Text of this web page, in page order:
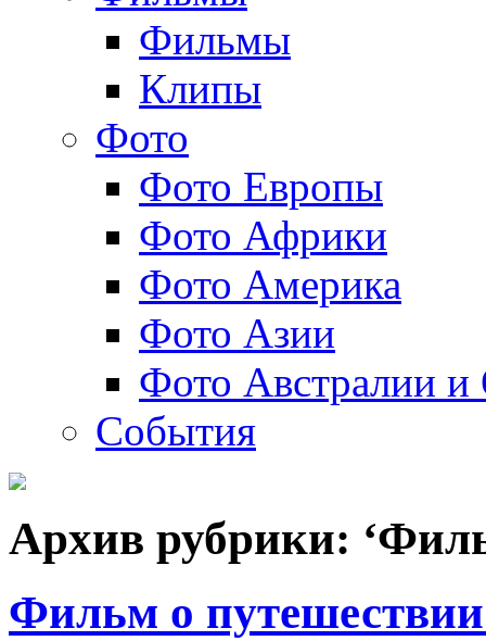
Фильмы
Клипы
Фото
Фото Европы
Фото Африки
Фото Америка
Фото Азии
Фото Австралии и
События
Архив рубрики:
Фильм о